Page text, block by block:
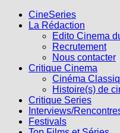
CineSeries
La Rédaction
Edito Cinema
Recrutement
Nous contacter
Critique Cinema
Cinéma
Histoire(s) de
Critique Series
Interviews/
Festivals